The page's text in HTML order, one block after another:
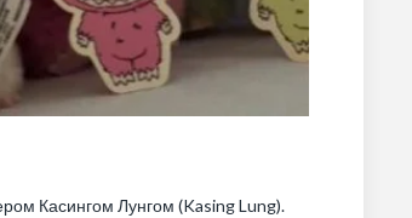
Касингом Лунгом (Kasing Lung).